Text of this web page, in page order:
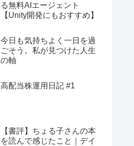
る無料AIエージェント
【Unity開発にもおすすめ】
今日も気持ちよく一日を過
ごそう。私が見つけた人生
の軸
高配当株運用日記 #1
【書評】ちょる子さんの本
を読んで感じたこと｜デイ